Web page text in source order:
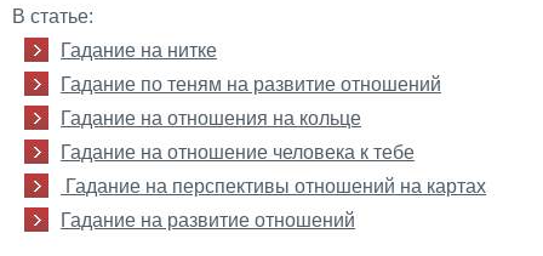
В статье:
Гадание на нитке
Гадание по теням на развитие отношений
Гадание на отношения на кольце
Гадание на отношение человека к тебе
Гадание на перспективы отношений на картах
Гадание на развитие отношений